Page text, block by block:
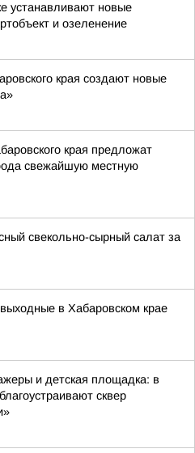
устанавливают новые
и озеленение
края создают новые
края предложат
свежайшую местную
свекольно-сырный салат за
в Хабаровском крае
и детская площадка: в
сквер